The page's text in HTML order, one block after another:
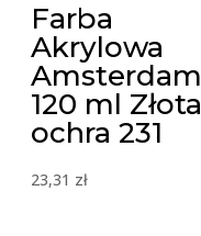
Farba
Akrylowa
Amsterdam
120 ml Złota
ochra 231
23,31 zł